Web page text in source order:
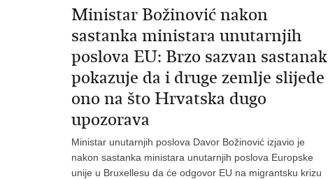
Ministar Božinović nakon
sastanka ministara unutarnjih
poslova EU: Brzo sazvan sastanak
pokazuje da i druge zemlje slijede
ono na što Hrvatska dugo
upozorava
Ministar unutarnjih poslova Davor Božinović izjavio je
nakon sastanka ministara unutarnjih poslova Europske
unije u Bruxellesu da će odgovor EU na migrantsku krizu